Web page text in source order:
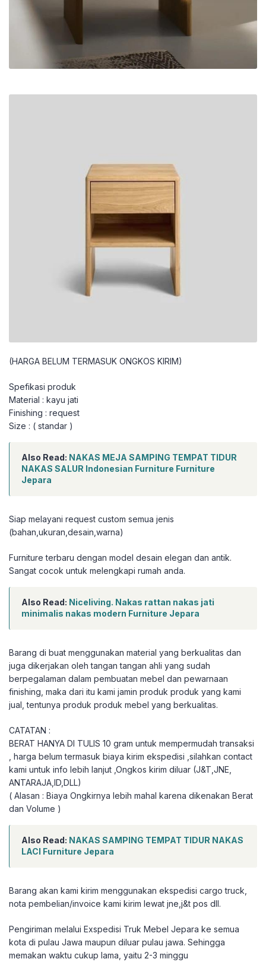
(HARGA BELUM TERMASUK ONGKOS KIRIM)
Spefikasi produk
Material : kayu jati
Finishing : request
Size : ( standar )
Also Read: NAKAS MEJA SAMPING TEMPAT TIDUR
NAKAS SALUR Indonesian Furniture Furniture
Jepara
Siap melayani request custom semua jenis
(bahan,ukuran,desain,warna)
Furniture terbaru dengan model desain elegan dan antik.
Sangat cocok untuk melengkapi rumah anda.
Also Read: Niceliving. Nakas rattan nakas jati
minimalis nakas modern Furniture Jepara
Barang di buat menggunakan material yang berkualitas dan
juga dikerjakan oleh tangan tangan ahli yang sudah
berpegalaman dalam pembuatan mebel dan pewarnaan
finishing, maka dari itu kami jamin produk produk yang kami
jual, tentunya produk produk mebel yang berkualitas.
CATATAN :
BERAT HANYA DI TULIS 10 gram untuk mempermudah transaksi
, harga belum termasuk biaya kirim ekspedisi ,silahkan contact
kami untuk info lebih lanjut ,Ongkos kirim diluar (J&T,JNE,
ANTARAJA,ID,DLL)
( Alasan : Biaya Ongkirnya lebih mahal karena dikenakan Berat
dan Volume )
Also Read: NAKAS SAMPING TEMPAT TIDUR NAKAS
LACI Furniture Jepara
Barang akan kami kirim menggunakan ekspedisi cargo truck,
nota pembelian/invoice kami kirim lewat jne,j&t pos dll.
Pengiriman melalui Exspedisi Truk Mebel Jepara ke semua
kota di pulau Jawa maupun diluar pulau jawa. Sehingga
memakan waktu cukup lama, yaitu 2-3 minggu